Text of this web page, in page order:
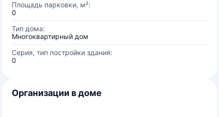
Площадь парковки, м²:
0
Тип дома:
Многоквартирный дом
Серия, тип постройки здания:
0
Организации в доме